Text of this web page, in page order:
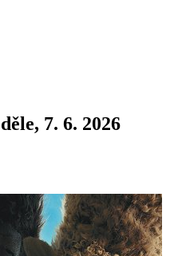
7. 6. 2026